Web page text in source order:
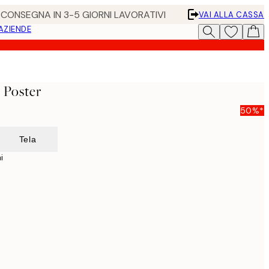
IN 3-5 GIORNI LAVORATIVI
VAI ALLA CASSA
50%*
Tela